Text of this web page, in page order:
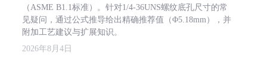
（ASME B1.1标准）。针对1/4-36UNS螺纹底孔尺寸的常
见疑问，通过公式推导给出精确推荐值（Φ5.18mm），并
附加工艺建议与扩展知识。
2026年8月4日